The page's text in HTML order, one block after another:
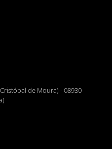
de Moura) - 08930